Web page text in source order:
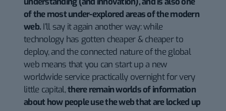
of the most under-explored areas of the modern
web. I’ll say it again another way: while
technology has gotten cheaper & cheaper to
deploy, and the connected nature of the global
web means that you can start up a new
worldwide service practically overnight for very
little capital,there remain worlds of information
about how people use the web that are locked up